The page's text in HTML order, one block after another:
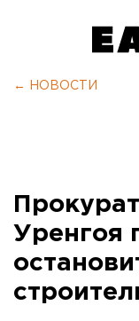
← НОВОСТИ
Уренгоя